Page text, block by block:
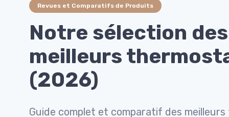
Revues et Comparatifs de Produits
Notre sélection
meilleurs
(2026)
Guide complet et comparatif des